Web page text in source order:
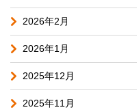
2026年2月
2026年1月
2025年12月
2025年11月